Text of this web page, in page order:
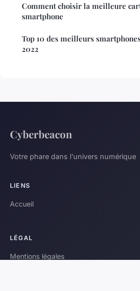
Comment choisir la meilleure
smartphone
Top 10 des meilleurs
2022
Cyberbeacon
Votre phare dans l'univers numérique
LIENS
Accueil
LÉGAL
Mentions légales